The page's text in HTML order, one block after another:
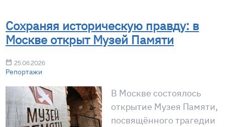
Сохраняя историческую правду: в
Москве открыт Музей Памяти
25.06.2026
Репортажи
В Москве состоялось
открытие Музея Памяти,
посвящённого трагедии